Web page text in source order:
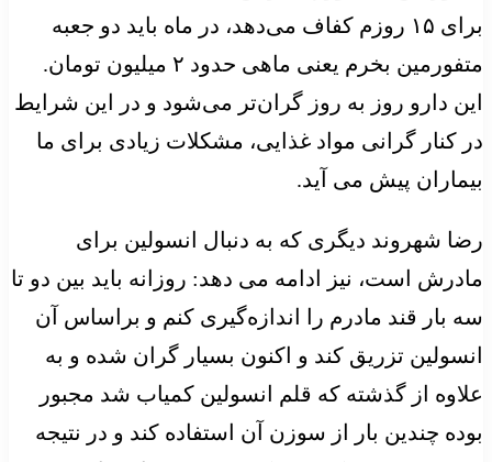
برای ۱۵ روزم کفاف می‌دهد، در ماه باید دو جعبه
متفورمین بخرم یعنی ماهی حدود ۲ میلیون تومان.
این دارو روز به روز گران‌تر می‌شود و در این شرایط
در کنار گرانی مواد غذایی، مشکلات زیادی برای ما
بیماران پیش می آید.
رضا شهروند دیگری که به دنبال انسولین برای
مادرش است، نیز ادامه می دهد: روزانه باید بین دو تا
سه بار قند مادرم را اندازه‌گیری کنم و براساس آن
انسولین تزریق کند و اکنون بسیار گران شده و به
علاوه از گذشته که قلم انسولین کمیاب شد مجبور
بوده چندین بار از سوزن آن استفاده کند و در نتیجه